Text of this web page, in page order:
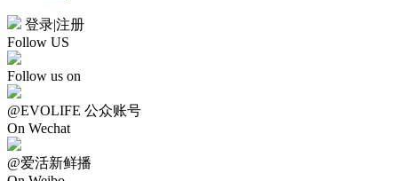
登录|注册
Follow US
Follow us on
@EVOLIFE 公众账号
On Wechat
@爱活新鲜播